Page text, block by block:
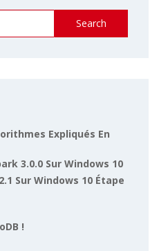
Search
Expliqués En
3.0.0 Sur Windows 10
Sur Windows 10 Étape
!